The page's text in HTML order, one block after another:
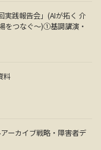
実践報告会」(AIが拓く 介
をつなぐ～)①基調講演・
料
ーカイブ戦略・障害者デ